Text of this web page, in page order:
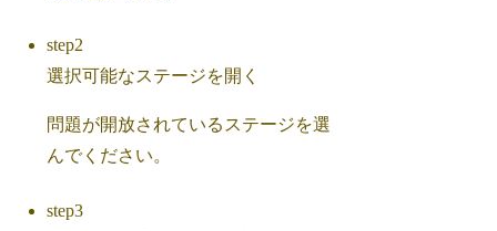
step2
選択可能なステージを開く
問題が開放されているステージを選
んでください。
step3